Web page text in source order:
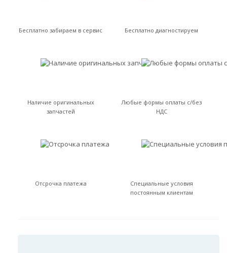
Бесплатно забираем в сервис Бесплатно диагностируем
Наличие оригинальных
запчастей
Любые формы оплаты с/без
НДС
Отсрочка платежа
Специальные условия
постоянным клиентам